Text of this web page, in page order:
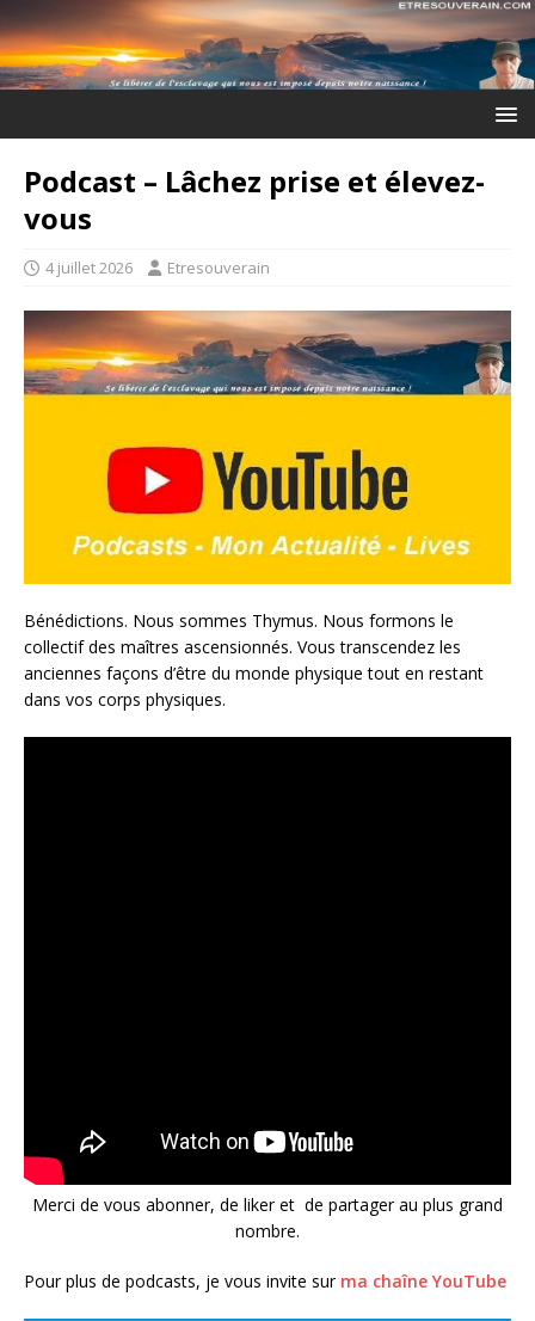
Podcast – Lâchez prise et élevez-
vous
4 juillet 2026 Etresouverain
Bénédictions. Nous sommes Thymus. Nous formons le
collectif des maîtres ascensionnés. Vous transcendez les
anciennes façons d’être du monde physique tout en restant
dans vos corps physiques.
Merci de vous abonner, de liker et de partager au plus grand
nombre.
Pour plus de podcasts, je vous invite sur ma chaîne YouTube